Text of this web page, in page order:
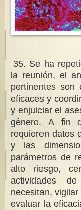
35. Se ha
la reunión, el
pertinentes son
eficaces y
y enjuiciar el
género. A fin
requieren datos
y las
parámetros de
alto riesgo,
actividades
necesitan,
evaluar la